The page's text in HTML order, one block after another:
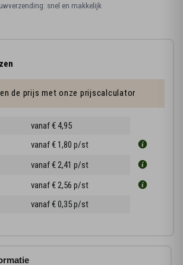
snel en makkelijk
de prijs met onze prijscalculator
vanaf € 4,95
vanaf € 1,80 p/st
vanaf € 2,41 p/st
vanaf € 2,56 p/st
vanaf € 0,35p/st